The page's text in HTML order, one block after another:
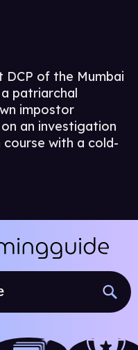
DCP of the Mumbai
patriarchal
impostor
an investigation
with a cold-